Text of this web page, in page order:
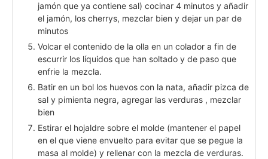
jamón que ya contiene sal) cocinar 4 minutos y añadir
el jamón, los cherrys, mezclar bien y dejar un par de
minutos
Volcar el contenido de la olla en un colador a fin de
escurrir los líquidos que han soltado y de paso que
enfrie la mezcla.
Batir en un bol los huevos con la nata, añadir pizca de
sal y pimienta negra, agregar las verduras , mezclar
bien
Estirar el hojaldre sobre el molde (mantener el papel
en el que viene envuelto para evitar que se pegue la
masa al molde) y rellenar con la mezcla de verduras.